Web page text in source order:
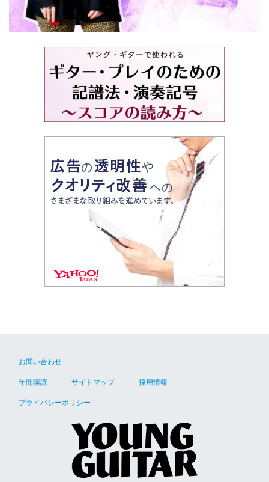
お問い合わせ
年間購読 サイトマップ 採用情報
プライバシーポリシー